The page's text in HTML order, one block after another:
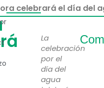
celebrará el día del
La
celebración
por el
día del
agua